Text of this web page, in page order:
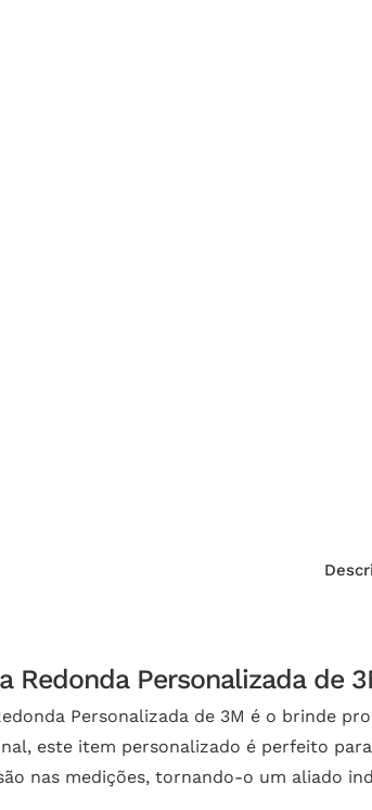
Redonda Personalizada de
Personalizada de 3M é o brinde
este item personalizado é perfeito
nas medições, tornando-o um aliado